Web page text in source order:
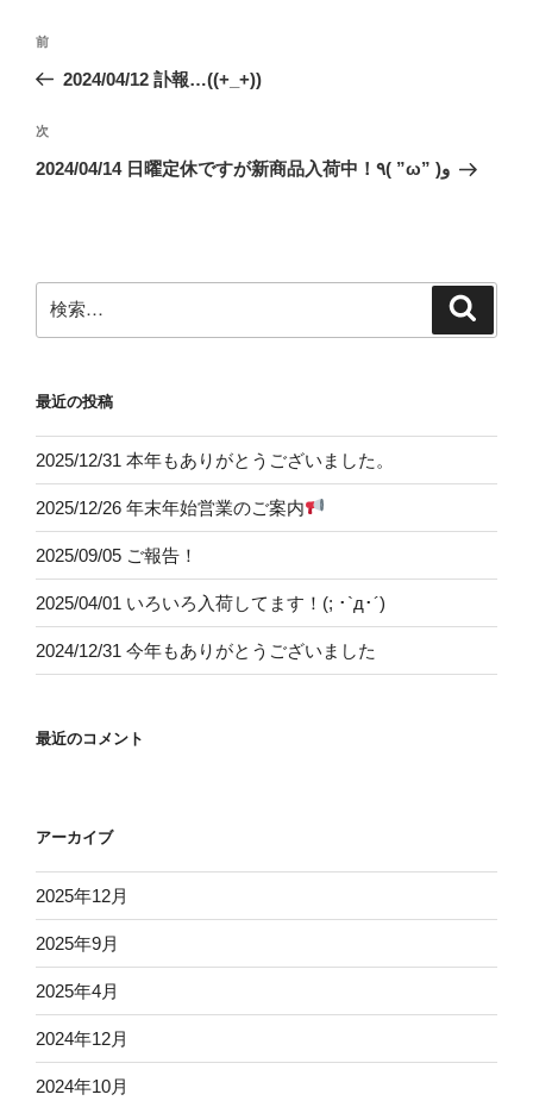
投
ナ
ビ
ゲ
ン
前
の
稿
前
2024/04/12 訃報…((+_+))
次
の
次
2024/04/14 日曜定休ですが新商品入荷中！٩( ”ω” )و
索:
最近の投稿
2025/12/31 本年もありがとうございました。
2025/12/26 年末年始営業のご案内
2025/09/05 ご報告！
2025/04/01 いろいろ入荷してます！(; ･`д･´)
2024/12/31 今年もありがとうございました
最近のコメント
アーカイブ
2025年12月
2025年9月
2025年4月
2024年12月
2024年10月